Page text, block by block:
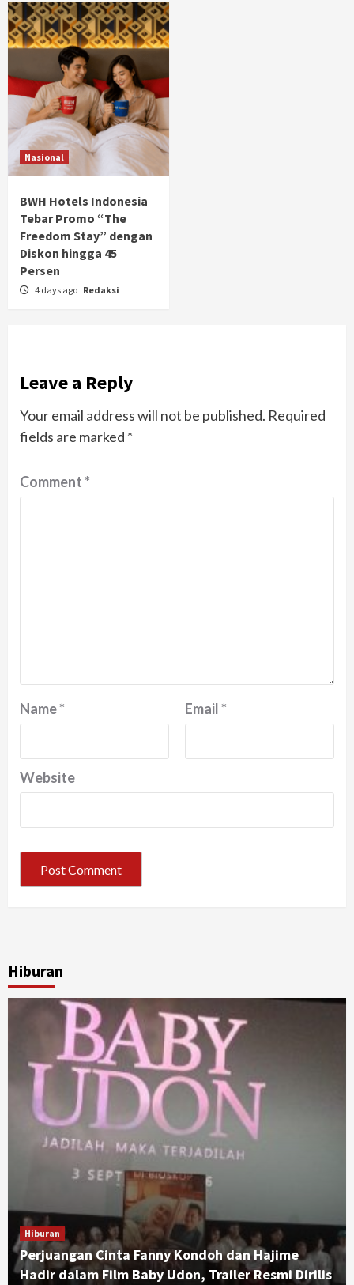
Nasional
BWH Hotels Indonesia
Tebar Promo “The
Freedom Stay” dengan
Diskon hingga 45
Persen
4 days ago Redaksi
Leave a Reply
Your email address will not be published. Required
fields are marked *
Comment*
Name* Email*
Website
Hiburan
Hiburan
Perjuangan Cinta Fanny Kondoh dan Hajime
Hadir dalam Film Baby Udon, Trailer Resmi Dirilis